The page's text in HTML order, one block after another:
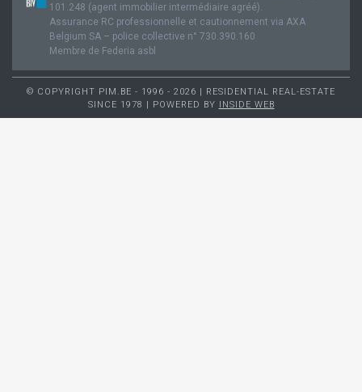
101.248 (agent immobilier intermédiaire agréé).
Assurance RC professionnelle et cautionnement via AXA
Belgium SA – police collective n° 730.390.160
Membre de Federia asbl
© COPYRIGHT PIM.BE - 1996 - 2026 | RESIDENTIAL REAL-ESTATE
SINCE 1978 | POWERED BY INSIDE WEB